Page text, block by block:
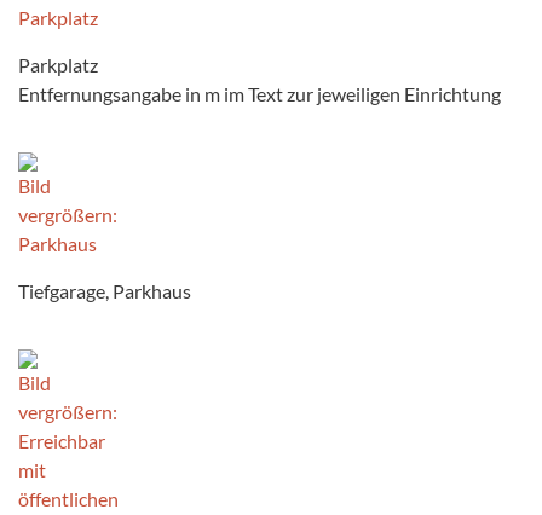
Parkplatz
Entfernungsangabe in m im Text zur jeweiligen Einrichtung
Tiefgarage, Parkhaus